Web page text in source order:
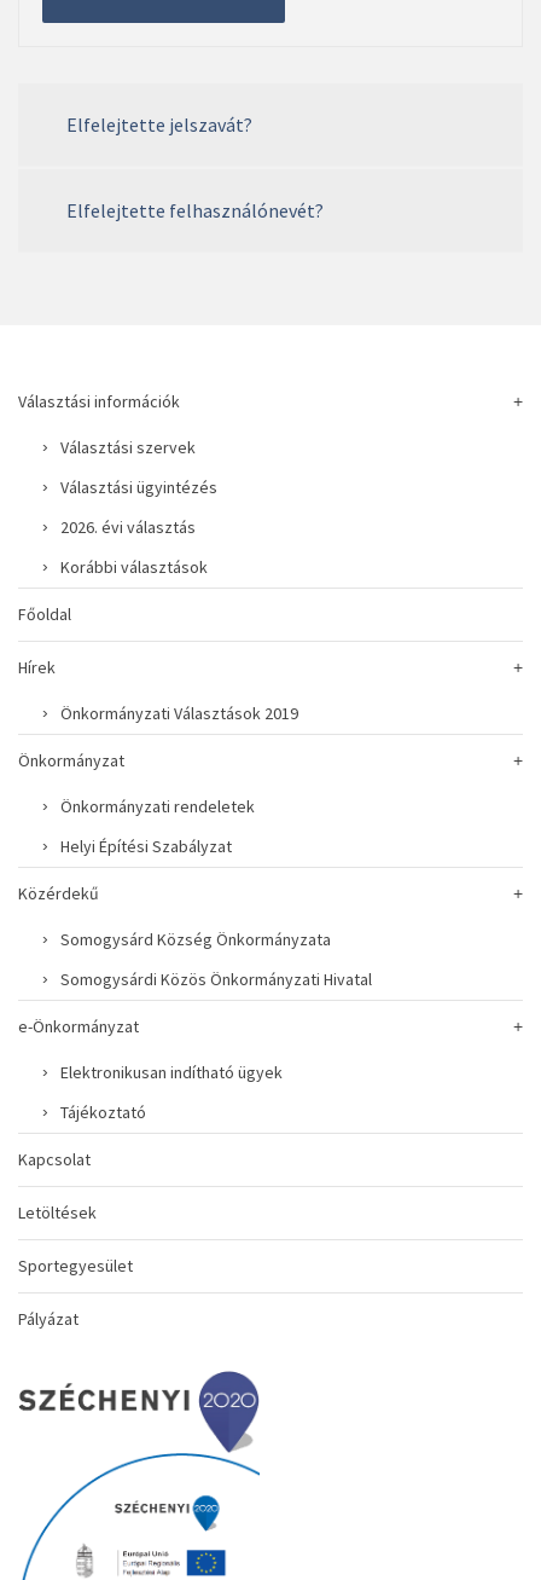
Elfelejtette jelszavát?
Elfelejtette felhasználónevét?
Választási információk
Választási szervek
Választási ügyintézés
2026. évi választás
Korábbi választások
Főoldal
Hírek
Önkormányzati Választások 2019
Önkormányzat
Önkormányzati rendeletek
Helyi Építési Szabályzat
Közérdekű
Somogysárd Község Önkormányzata
Somogysárdi Közös Önkormányzati Hivatal
e-Önkormányzat
Elektronikusan indítható ügyek
Tájékoztató
Kapcsolat
Letöltések
Sportegyesület
Pályázat